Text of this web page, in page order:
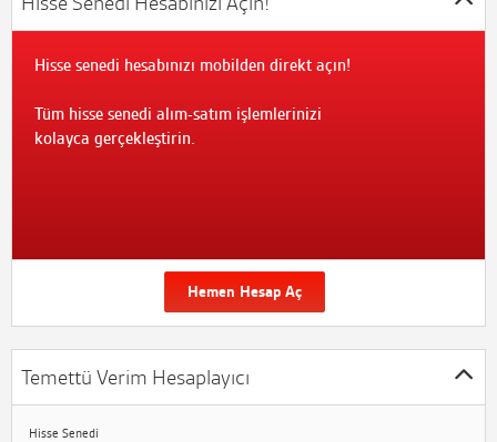
Hisse senedi hesabınızı mobilden direkt açın!
Tüm hisse senedi alım-satım işlemlerinizi
kolayca gerçekleştirin.
Hemen Hesap Aç
Temettü Verim Hesaplayıcı
Hisse Senedi